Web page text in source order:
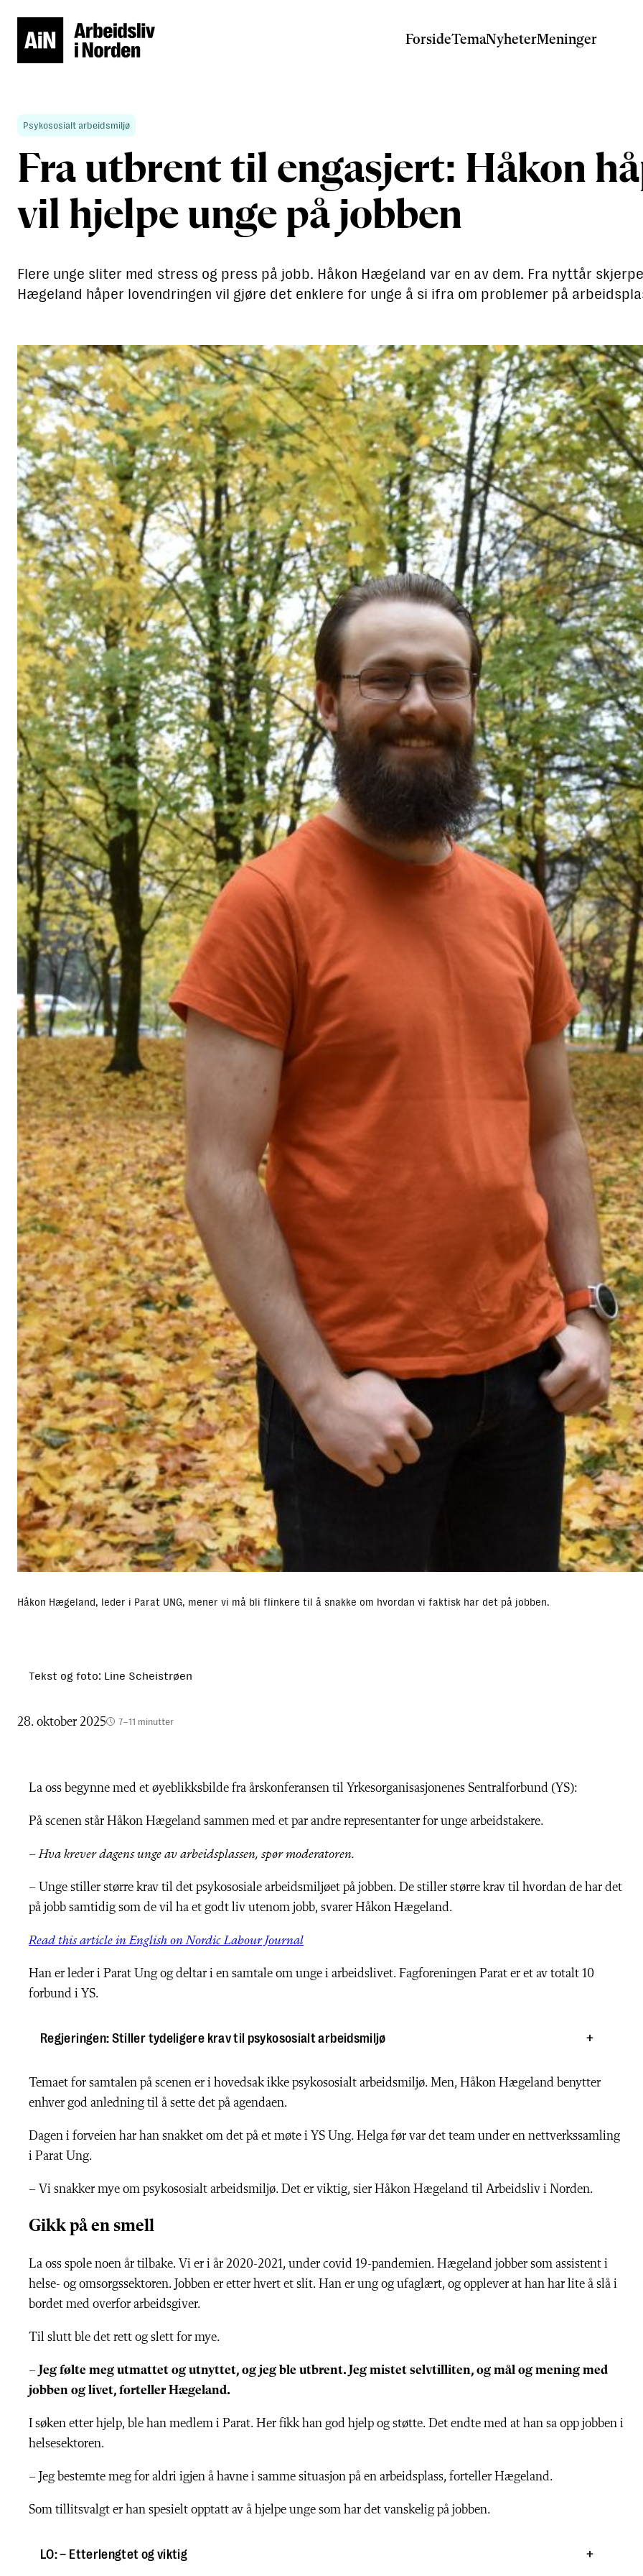
ForsideTemaNyheterMeninger
Psykososialt arbeidsmiljø
Fra utbrent til engasjert: Håkon
vil hjelpe unge på jobben
Flere unge sliter med stress og press på jobb. Håkon Hægeland var en av dem. Fra nyttår
Hægeland håper lovendringen vil gjøre det enklere for unge å si ifra om problemer på
Håkon Hægeland, leder i Parat UNG, mener vi må bli flinkere til å snakke om hvordan vi faktisk har det på jobben.
Tekst og foto: Line Scheistrøen
28. oktober 2025 7–11 minutter
La oss begynne med et øyeblikksbilde fra årskonferansen til Yrkesorganisasjonenes Sentralforbund (YS):
På scenen står Håkon Hægeland sammen med et par andre representanter for unge arbeidstakere.
–Hva krever dagens unge av arbeidsplassen, spør moderatoren.
– Unge stiller større krav til det psykososiale arbeidsmiljøet på jobben. De stiller større krav til hvordan de har det
på jobb samtidig som de vil ha et godt liv utenom jobb, svarer Håkon Hægeland.
Read this article in English on Nordic Labour Journal
Han er leder i Parat Ung og deltar i en samtale om unge i arbeidslivet. Fagforeningen Parat er et av totalt 10
forbund i YS.
Regjeringen: Stiller tydeligere krav til psykososialt arbeidsmiljø
Temaet for samtalen på scenen er i hovedsak ikke psykososialt arbeidsmiljø. Men, Håkon Hægeland benytter
enhver god anledning til å sette det på agendaen.
Dagen i forveien har han snakket om det på et møte i YS Ung. Helga før var det team under en nettverkssamling
i Parat Ung.
– Vi snakker mye om psykososialt arbeidsmiljø. Det er viktig, sier Håkon Hægeland til Arbeidsliv i Norden.
Gikk på en smell
La oss spole noen år tilbake. Vi er i år 2020-2021, under covid 19-pandemien. Hægeland jobber som assistent i
helse- og omsorgssektoren. Jobben er etter hvert et slit. Han er ung og ufaglært, og opplever at han har lite å slå i
bordet med overfor arbeidsgiver.
Til slutt ble det rett og slett for mye.
– Jeg følte meg utmattet og utnyttet, og jeg ble utbrent. Jeg mistet selvtilliten, og mål og mening med
jobben og livet, forteller Hægeland.
I søken etter hjelp, ble han medlem i Parat. Her fikk han god hjelp og støtte. Det endte med at han sa opp jobben i
helsesektoren.
– Jeg bestemte meg for aldri igjen å havne i samme situasjon på en arbeidsplass, forteller Hægeland.
Som tillitsvalgt er han spesielt opptatt av å hjelpe unge som har det vanskelig på jobben.
LO: – Etterlengtet og viktig